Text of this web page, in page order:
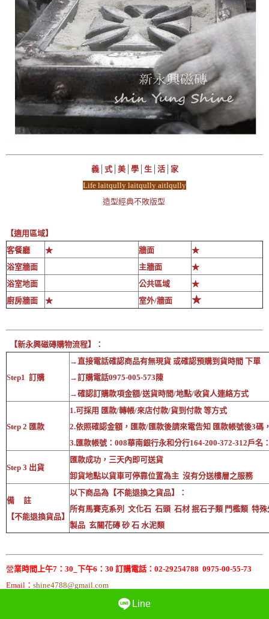
義│式│美│學│生│活│家
Life laitqully laitqully aitlqully
造型經典不敗版型
【適用區域】
客餐廳
★ 牆面
★
浴室牆面
主牆面
★
浴室地面
公共區域
★
廚房牆面
★ 室外/牆面 ★
【新永興磁磚購物流程】：
Step1 訂購
→直接電話確認商品有無現貨 或確認預購到貨時間 下單
→訂購電話0975-005-573陳
→確認訂購款項金額/送貨時間/地點/收貨人連絡方式
Step 2 匯款
1.可採用 匯款/轉帳/來店付款/貨到付款 等方式
2.依照確認金額，匯款/匯款後請來電告知 匯款帳號後3碼
3.匯款帳號：008華南銀行永和分行164-200-372-312戶名
Step 3 出貨
匯款成功，三天內即可送貨
卸貨地點以貨車可停靠位置為主 沒有分送樓層之服務
備 註
【不能退換貨品】
以下商品為【不能退換之貨品】：
所有馬賽克系列 文化石 石頭 石材 抿石子類 門檻類 特
製品 玄關花磚 砂 石 水泥類
營業時間上午7：30_下午6：30 訂購電話：02-29254788 0975-00-55-73
Email： shine4788@gmail.com
Line